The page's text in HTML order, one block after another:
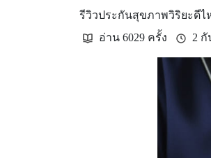
รีวิวประกันสุขภาพวิริยะดีไ
อ่าน 6029 ครั้ง
2 กั